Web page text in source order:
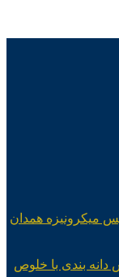
میکرونیزه همدان
دانه بندی با خلوص